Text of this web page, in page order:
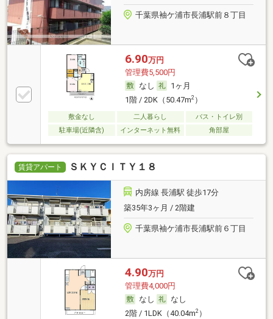
千葉県袖ケ浦市長浦駅前８丁目
6.90万円
管理費5,500円
なし
1ヶ月
1階 / 2DK（50.47m2）
敷金なし 二人暮らし
バス・トイレ別
駐車場(近隣含)
インターネット無料 角部屋
賃貸アパート ＳＫＹＣＩＴＹ１８
内房線 長浦駅 徒歩17分
築35年3ヶ月 / 2階建
千葉県袖ケ浦市長浦駅前６丁目
4.90万円
管理費4,000円
なし
なし
2階 / 1LDK（40.04m2）